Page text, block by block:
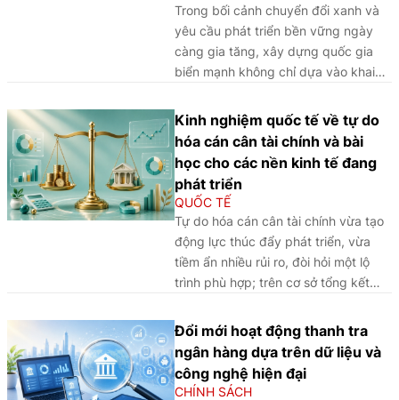
Trong bối cảnh chuyển đổi xanh và
yêu cầu phát triển bền vững ngày
càng gia tăng, xây dựng quốc gia
biển mạnh không chỉ dựa vào khai
hải, mà phải được đặt trên nền tảng
quản trị biển hiện đại, nâng cao năng
lực khoa học - công nghệ cũng như
bảo vệ vững chắc chủ quyền quốc
gia trên biển.
Kinh nghiệm quốc tế về tự do
hóa cán cân tài chính và bài
học cho các nền kinh tế đang
phát triển
QUỐC TẾ
Tự do hóa cán cân tài chính vừa tạo
động lực thúc đẩy phát triển, vừa
tiềm ẩn nhiều rủi ro, đòi hỏi một lộ
trình phù hợp; trên cơ sở tổng kết
tích các điều kiện cốt lõi để bảo đảm
quá trình này diễn ra an toàn, hiệu
quả và bền vững.
Đổi mới hoạt động thanh tra
ngân hàng dựa trên dữ liệu và
công nghệ hiện đại
CHÍNH SÁCH